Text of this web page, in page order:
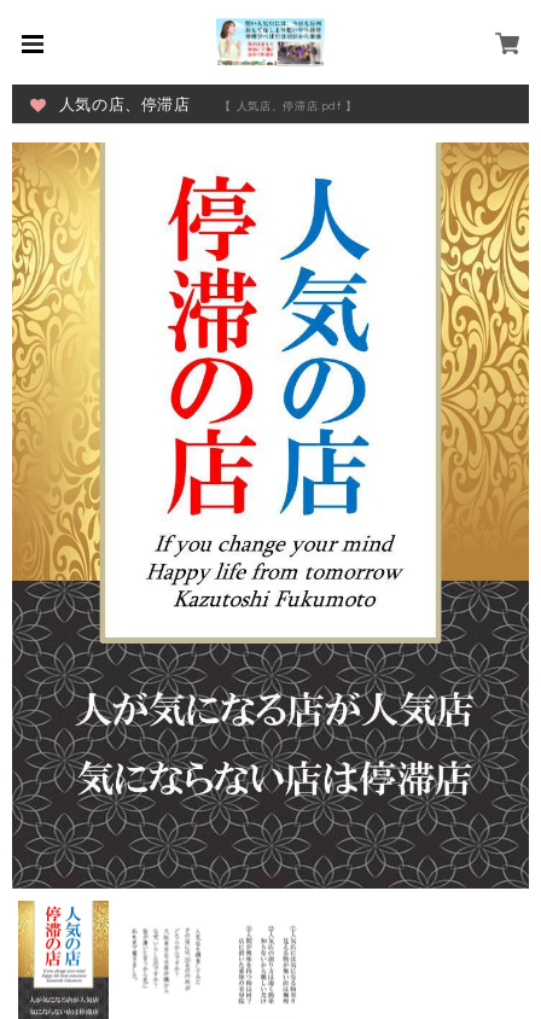
人気の店、停滞店 【 人気店、停滞店.pdf 】